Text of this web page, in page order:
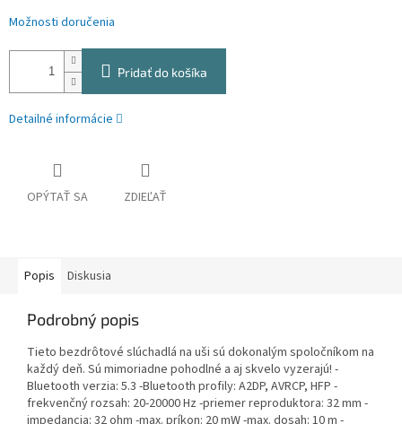
Možnosti doručenia
Pridať do košíka
Detailné informácie
OPÝTAŤ SA ZDIEĽAŤ
Popis Diskusia
Podrobný popis
Tieto bezdrôtové slúchadlá na uši sú dokonalým spoločníkom na
každý deň. Sú mimoriadne pohodlné a aj skvelo vyzerajú! -
Bluetooth verzia: 5.3 -Bluetooth profily: A2DP, AVRCP, HFP -
frekvenčný rozsah: 20-20000 Hz -priemer reproduktora: 32 mm -